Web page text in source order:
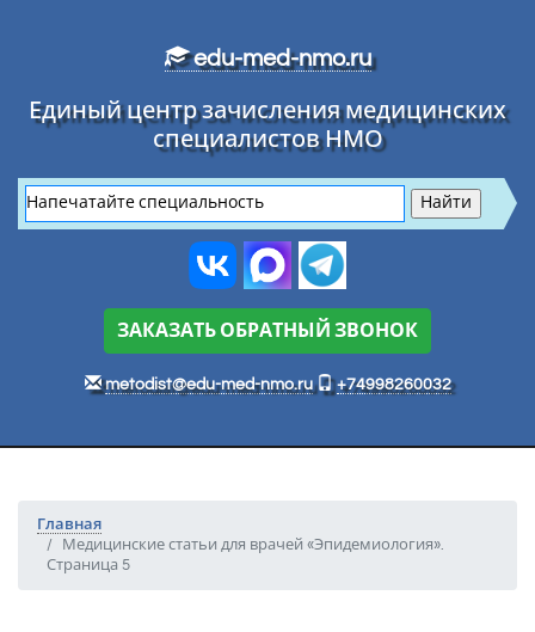
edu-med-nmo.ru
Единый центр зачисления медицинских
специалистов НМО
ЗАКАЗАТЬ ОБРАТНЫЙ ЗВОНОК
metodist@edu-med-nmo.ru +74998260032
Главная
Медицинские статьи для врачей «Эпидемиология».
Страница 5